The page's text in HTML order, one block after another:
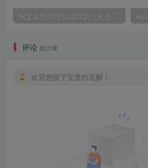
评论 抢沙发
欢迎您留下宝贵的见解！